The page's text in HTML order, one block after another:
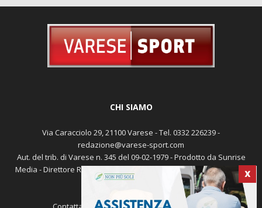
X
CHI SIAMO
Via Caracciolo 29, 21100 Varese - Tel. 0332 226239 -
redazione@varese-sport.com
Aut. del trib. di Varese n. 345 del 09-02-1979 - Prodotto da Sunrise
Media - Direttore Responsabile: Michele Marocco -Cookie policy
Pubblicità